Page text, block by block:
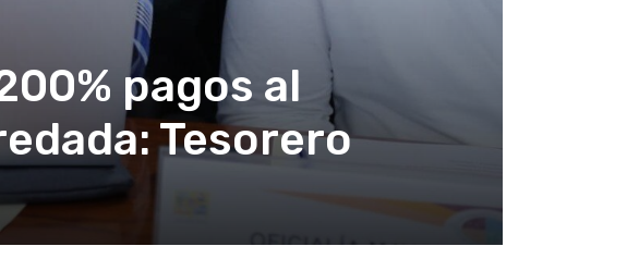
pagos al
Tesorero